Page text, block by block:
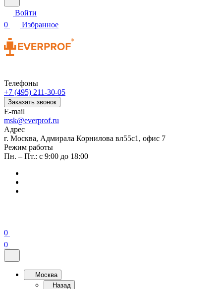
Войти
0
Избранное
Телефоны
+7 (495) 211-30-05
Заказать звонок
E-mail
msk@everprof.ru
Адрес
г. Москва, Адмирала Корнилова вл55с1, офис 7
Режим работы
Пн. – Пт.: с 9:00 до 18:00
0
0
Москва
Назад